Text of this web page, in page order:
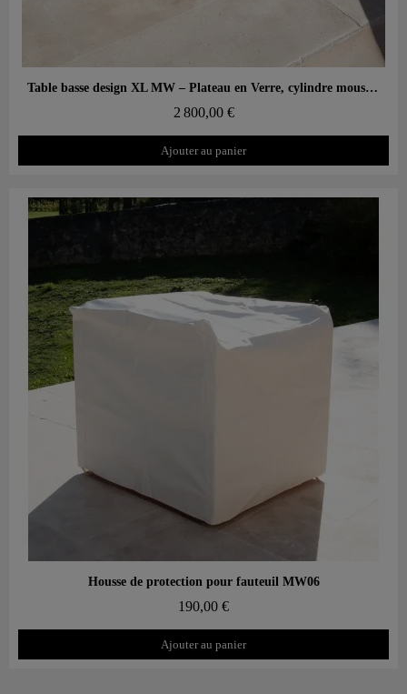
Aperçu rapide Table basse design XL MW – Plateau en Verre, cylindre mousse alvéolaire
2 800,00 €
Ajouter au panier
Aperçu rapide
Housse de protection pour fauteuil MW06
190,00 €
Ajouter au panier